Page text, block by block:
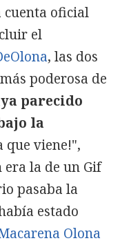
oficial
el
, las dos
poderosa de
parecido
la
que viene!",
era la de un Gif
pasaba la
estado
Olona